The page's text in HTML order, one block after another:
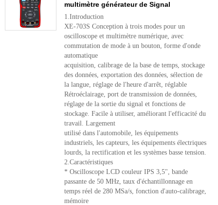
multimètre générateur de Signal
1.Introduction
XE-703S Conception à trois modes pour un
oscilloscope et multimètre numérique, avec
commutation de mode à un bouton, forme d'onde
automatique
acquisition, calibrage de la base de temps, stockage
des données, exportation des données, sélection de
la langue, réglage de l'heure d'arrêt, réglable
Rétroéclairage, port de transmission de données,
réglage de la sortie du signal et fonctions de
stockage. Facile à utiliser, améliorant l'efficacité du
travail. Largement
utilisé dans l'automobile, les équipements
industriels, les capteurs, les équipements électriques
lourds, la rectification et les systèmes basse tension.
2.Caractéristiques
* Oscilloscope LCD couleur IPS 3,5", bande
passante de 50 MHz, taux d'échantillonnage en
temps réel de 280 MSa/s, fonction d'auto-calibrage,
mémoire